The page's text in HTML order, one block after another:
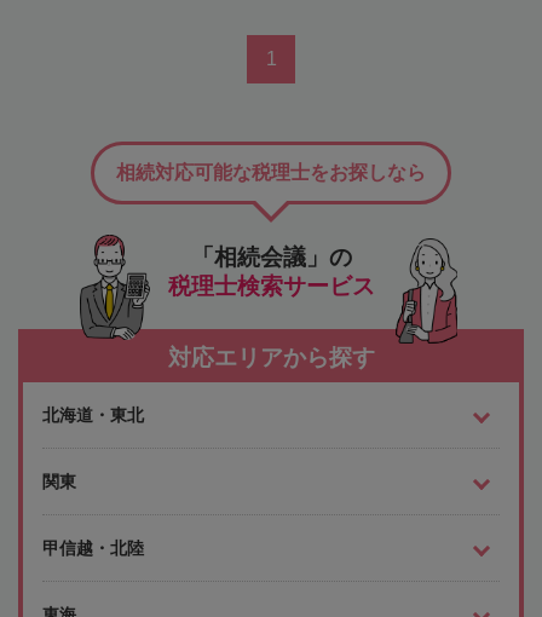
1
「相続会議」の
税理士検索サービス
相続対応可能な税理士をお探しなら
対応エリアから探す
北海道・東北
関東
甲信越・北陸